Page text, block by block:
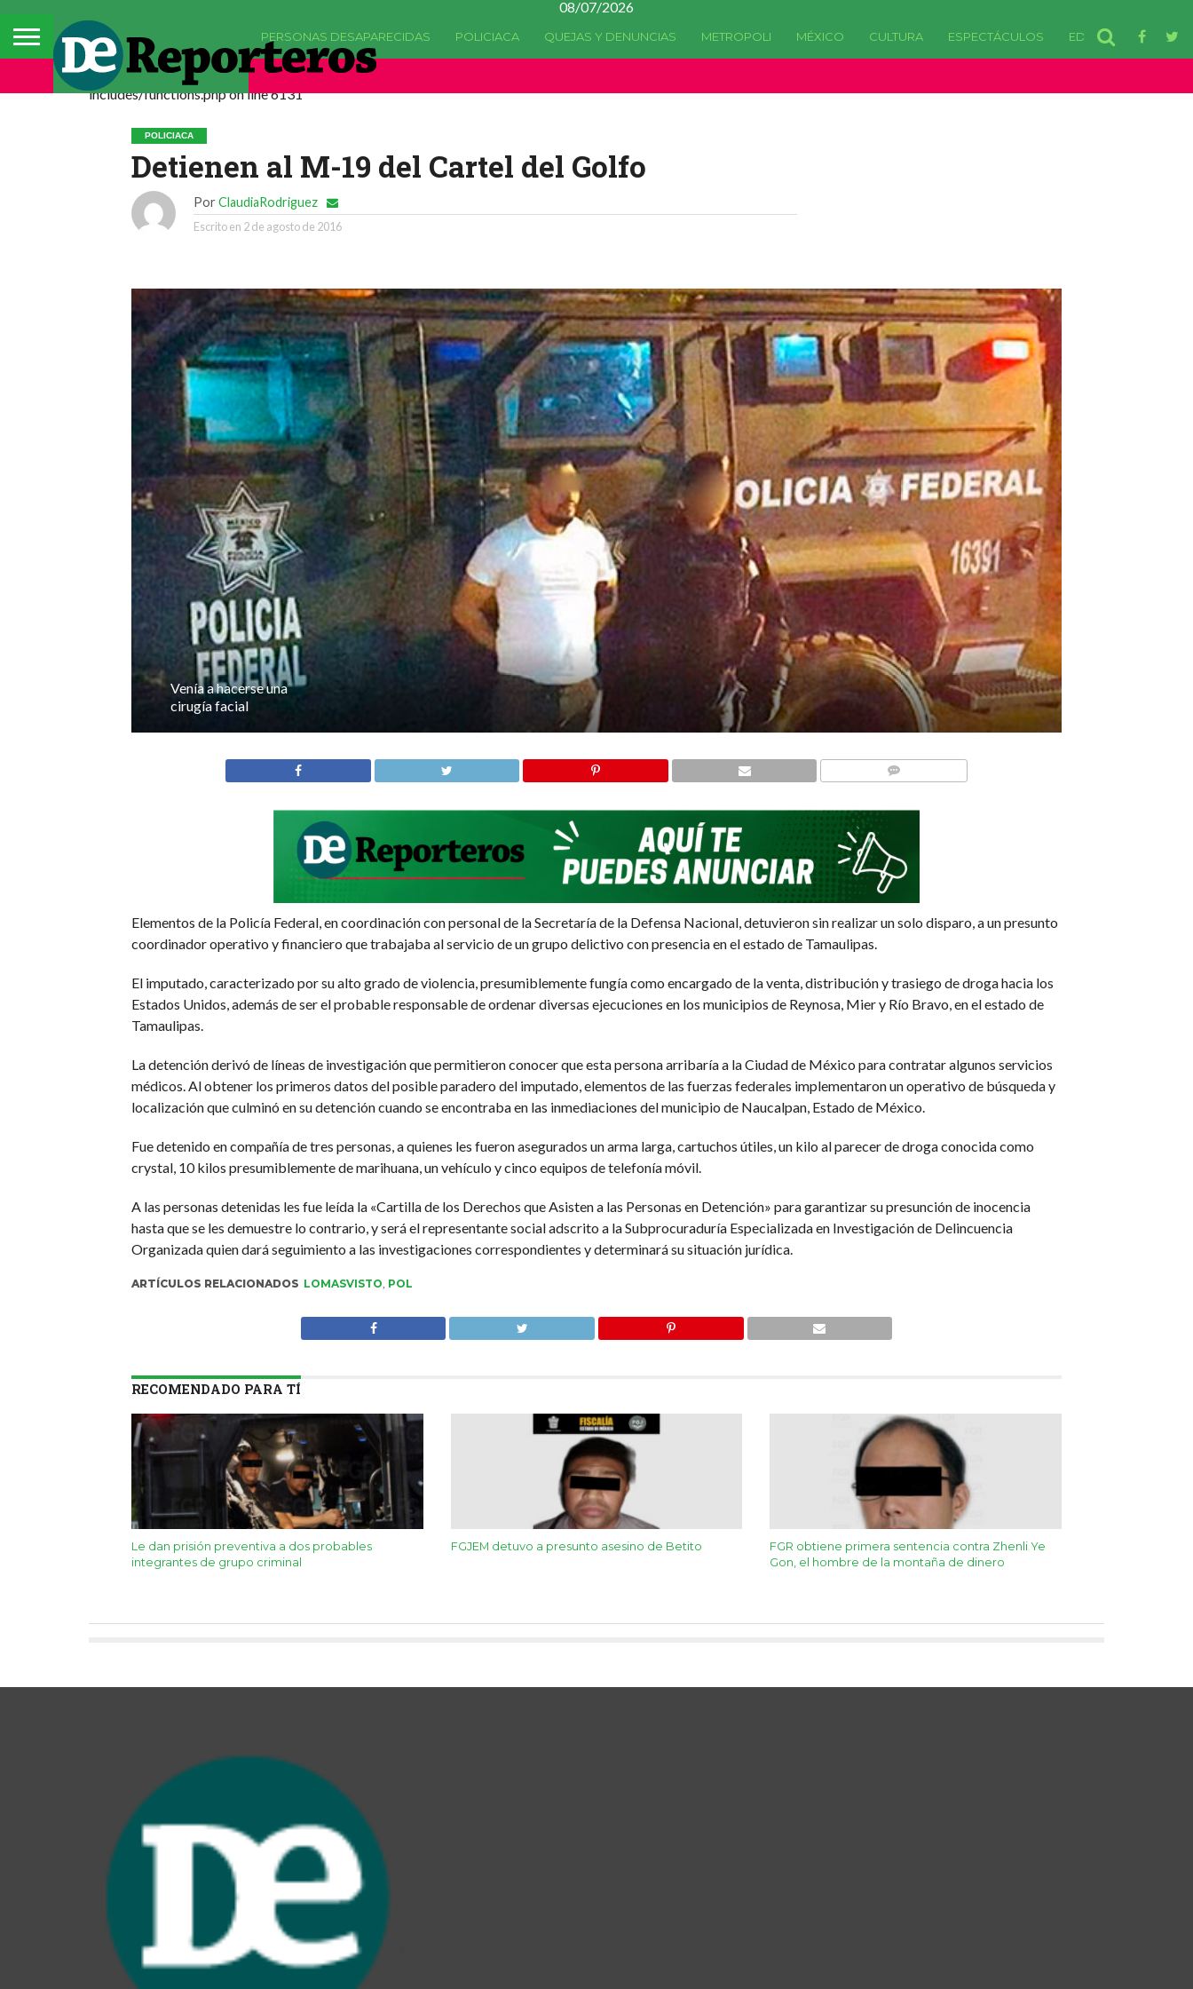
08/07/2026
PERSONAS DESAPARECIDAS POLICIACA QUEJAS Y DENUNCIAS METROPOLI MÉXICO CULTURA ESPECTÁCULOS EDOMEX
Deprecated: La función comments_popup_script ha quedado
includes/functions.php on line 6131
POLICIACA
Detienen al M-19 del Cartel del Golfo
Por ClaudiaRodriguez
Escrito en 2 de agosto de 2016
Venía a hacerse una
cirugía facial
Elementos de la Policía Federal, en coordinación con personal de la Secretaría de la Defensa Nacional, detuvieron sin realizar un solo disparo, a un presunto
coordinador operativo y financiero que trabajaba al servicio de un grupo delictivo con presencia en el estado de Tamaulipas.
El imputado, caracterizado por su alto grado de violencia, presumiblemente fungía como encargado de la venta, distribución y trasiego de droga hacia los
Estados Unidos, además de ser el probable responsable de ordenar diversas ejecuciones en los municipios de Reynosa, Mier y Río Bravo, en el estado de
Tamaulipas.
La detención derivó de líneas de investigación que permitieron conocer que esta persona arribaría a la Ciudad de México para contratar algunos servicios
médicos. Al obtener los primeros datos del posible paradero del imputado, elementos de las fuerzas federales implementaron un operativo de búsqueda y
localización que culminó en su detención cuando se encontraba en las inmediaciones del municipio de Naucalpan, Estado de México.
Fue detenido en compañía de tres personas, a quienes les fueron asegurados un arma larga, cartuchos útiles, un kilo al parecer de droga conocida como
crystal, 10 kilos presumiblemente de marihuana, un vehículo y cinco equipos de telefonía móvil.
A las personas detenidas les fue leída la «Cartilla de los Derechos que Asisten a las Personas en Detención» para garantizar su presunción de inocencia
hasta que se les demuestre lo contrario, y será el representante social adscrito a la Subprocuraduría Especializada en Investigación de Delincuencia
Organizada quien dará seguimiento a las investigaciones correspondientes y determinará su situación jurídica.
ARTÍCULOS RELACIONADOS LOMASVISTO POL
RECOMENDADO PARA TÍ
Le dan prisión preventiva a dos probables
integrantes de grupo criminal
FGJEM detuvo a presunto asesino de Betito
FGR obtiene primera sentencia contra Zhenli Ye
Gon, el hombre de la montaña de dinero